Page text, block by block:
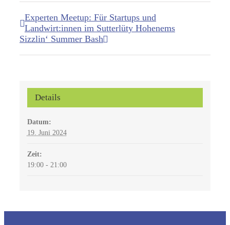
Experten Meetup: Für Startups und
Landwirt:innen im Sutterlüty Hohenems
Sizzlin‘ Summer Bash
Details
Datum:
19. Juni 2024
Zeit:
19:00 - 21:00